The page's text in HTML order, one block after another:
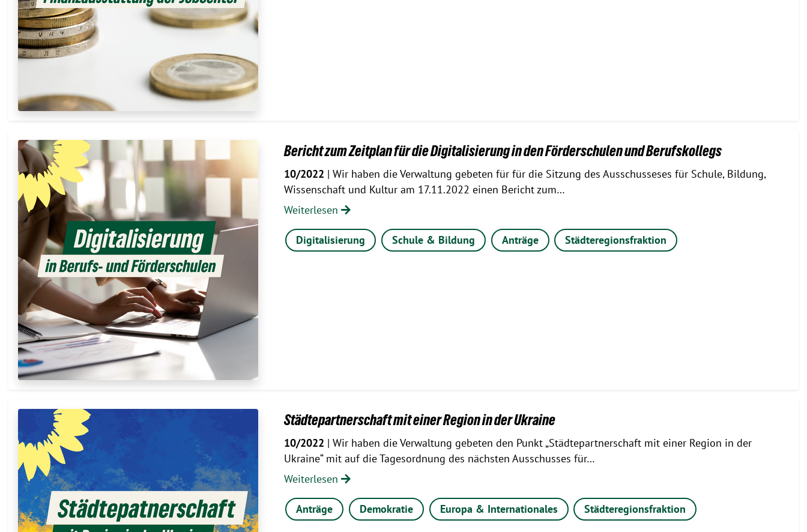
Bericht zum Zeitplan für die Digitalisierung in den Förderschulen und Berufskollegs
10/2022 | Wir haben die Verwaltung gebeten für für die Sitzung des Ausschusseses für Schule, Bildung,
Wissenschaft und Kultur am 17.11.2022 einen Bericht zum…
Weiterlesen
Digitalisierung Schule & Bildung Anträge Städteregionsfraktion
Städtepartnerschaft mit einer Region in der Ukraine
10/2022 | Wir haben die Verwaltung gebeten den Punkt „Städtepartnerschaft mit einer Region in der
Ukraine“ mit auf die Tagesordnung des nächsten Ausschusses für…
Weiterlesen
Anträge Demokratie Europa & Internationales Städteregionsfraktion